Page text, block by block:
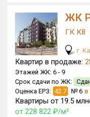
ЖК
ГК К8
г.
Квартир в продаже:
Этажей ЖК: 6 - 9
Срок сдачи по ЖК:
Оценка ЕРЗ: 42.7 № 6 в
Квартиры от 19.5
от 228 822 ₽/м²